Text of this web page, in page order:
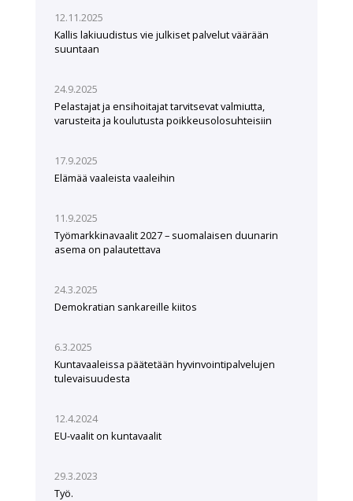
12.11.2025
Kallis lakiuudistus vie julkiset palvelut väärään
suuntaan
24.9.2025
Pelastajat ja ensihoitajat tarvitsevat valmiutta,
varusteita ja koulutusta poikkeusolosuhteisiin
17.9.2025
Elämää vaaleista vaaleihin
11.9.2025
Työmarkkinavaalit 2027 – suomalaisen duunarin
asema on palautettava
24.3.2025
Demokratian sankareille kiitos
6.3.2025
Kuntavaaleissa päätetään hyvinvointipalvelujen
tulevaisuudesta
12.4.2024
EU-vaalit on kuntavaalit
29.3.2023
Työ.